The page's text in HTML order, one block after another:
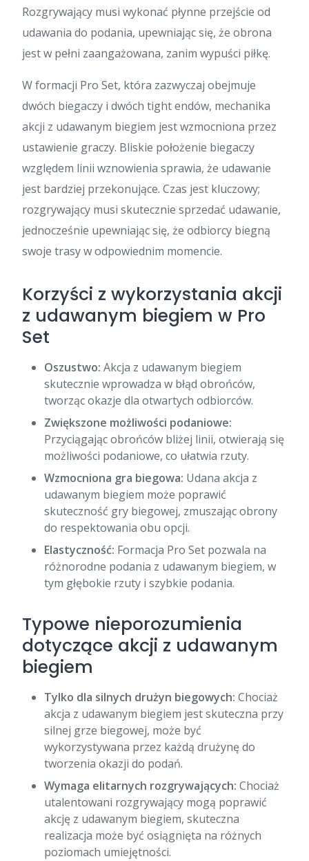
Rozgrywający musi wykonać płynne przejście od
udawania do podania, upewniając się, że obrona
jest w pełni zaangażowana, zanim wypuści piłkę.
W formacji Pro Set, która zazwyczaj obejmuje
dwóch biegaczy i dwóch tight endów, mechanika
akcji z udawanym biegiem jest wzmocniona przez
ustawienie graczy. Bliskie położenie biegaczy
względem linii wznowienia sprawia, że udawanie
jest bardziej przekonujące. Czas jest kluczowy;
rozgrywający musi skutecznie sprzedać udawanie,
jednocześnie upewniając się, że odbiorcy biegną
swoje trasy w odpowiednim momencie.
Korzyści z wykorzystania akcji
z udawanym biegiem w Pro
Set
Oszustwo: Akcja z udawanym biegiem
skutecznie wprowadza w błąd obrońców,
tworząc okazje dla otwartych odbiorców.
Zwiększone możliwości podaniowe:
Przyciągając obrońców bliżej linii, otwierają się
możliwości podaniowe, co ułatwia rzuty.
Wzmocniona gra biegowa: Udana akcja z
udawanym biegiem może poprawić
skuteczność gry biegowej, zmuszając obrony
do respektowania obu opcji.
Elastyczność: Formacja Pro Set pozwala na
różnorodne podania z udawanym biegiem, w
tym głębokie rzuty i szybkie podania.
Typowe nieporozumienia
dotyczące akcji z udawanym
biegiem
Tylko dla silnych drużyn biegowych: Chociaż
akcja z udawanym biegiem jest skuteczna przy
silnej grze biegowej, może być
wykorzystywana przez każdą drużynę do
tworzenia okazji do podań.
Wymaga elitarnych rozgrywających: Chociaż
utalentowani rozgrywający mogą poprawić
akcję z udawanym biegiem, skuteczna
realizacja może być osiągnięta na różnych
poziomach umiejętności.